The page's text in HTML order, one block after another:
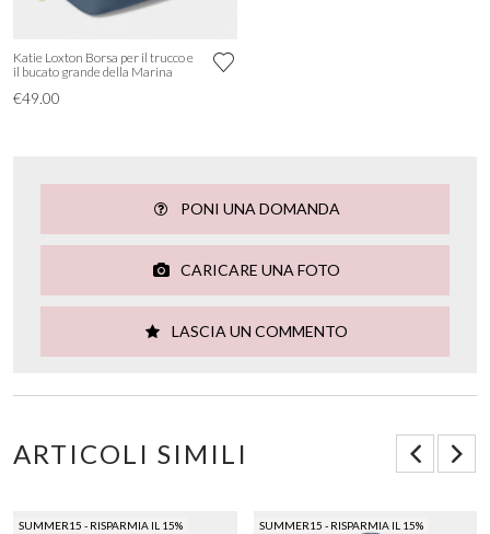
Katie Loxton Borsa per il trucco e
il bucato grande della Marina
€49.00
PONI UNA DOMANDA
CARICARE UNA FOTO
LASCIA UN COMMENTO
ARTICOLI SIMILI
SUMMER15 - RISPARMIA IL 15% SUMMER15 - RISPARMIA IL 15%